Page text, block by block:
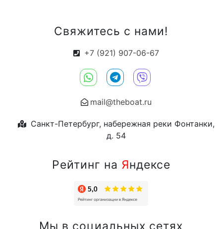
Свяжитесь с нами!
+7 (921) 907-06-67
mail@theboat.ru
Санкт-Петербург, набережная реки Фонтанки,
д. 54
Рейтинг на Яндексе
Мы в социальных сетях